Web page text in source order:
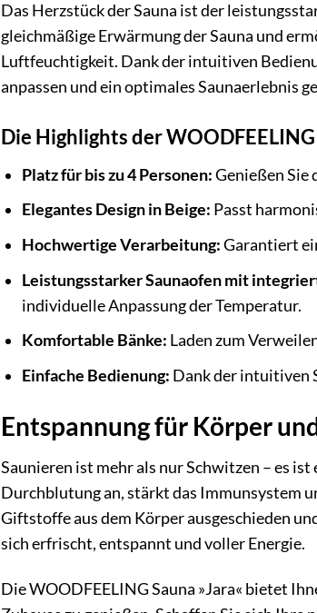
Das Herzstück der Sauna ist der
gleichmäßige Erwärmung der Sauna und
Luftfeuchtigkeit. Dank der intuitiven
anpassen und ein optimales Saunaerlebnis
Die Highlights der
Platz für bis zu 4 Personen:Genießen Sie
Elegantes Design in Beige: Passt
Hochwertige Verarbeitung:Garantiert
Leistungsstarker Saunaofen mit
individuelle Anpassung der Temperatur.
Komfortable Bänke: Laden zum
Einfache Bedienung: Dank der intuitiven
Entspannung für Körper
Saunieren ist mehr als nur Schwitzen – es
Durchblutung an, stärkt das Immunsystem
Giftstoffe aus dem Körper ausgeschieden
sich erfrischt, entspannt und voller Energie.
Die WOODFEELING Sauna »Jara« bietet